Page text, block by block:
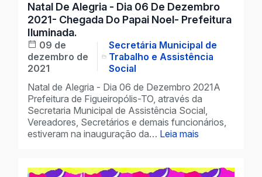
Natal De Alegria - Dia 06 De Dezembro
2021- Chegada Do Papai Noel- Prefeitura
Iluminada.
09 de
dezembro de
2021
Secretária Municipal de
Trabalho e Assistência
Social
Natal de Alegria - Dia 06 de Dezembro 2021A
Prefeitura de Figueiropólis-TO, através da
Secretaria Municipal de Assistência Social,
Vereadores, Secretários e demais funcionários,
estiveram na inauguração da… Leia mais